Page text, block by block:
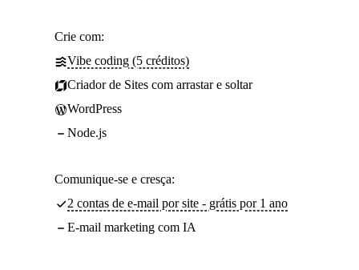
Crie com:
Vibe coding (5 créditos)
Criador de Sites com arrastar e soltar
WordPress
Node.js
Comunique-se e cresça:
2 contas de e-mail por site - grátis por 1 ano
E-mail marketing com IA